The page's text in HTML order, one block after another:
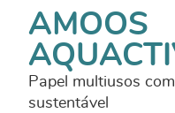
AMOOS
Papel multiusos
sustentável